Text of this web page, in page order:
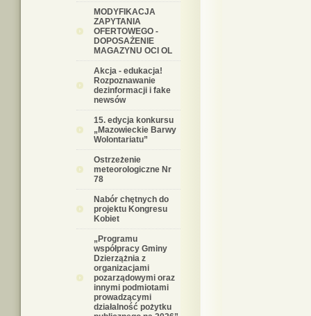
MODYFIKACJA
ZAPYTANIA
OFERTOWEGO -
DOPOSAŻENIE
MAGAZYNU OCI OL
Akcja - edukacja!
Rozpoznawanie
dezinformacji i fake
newsów
15. edycja konkursu
„Mazowieckie Barwy
Wolontariatu”
Ostrzeżenie
meteorologiczne Nr
78
Nabór chętnych do
projektu Kongresu
Kobiet
„Programu
współpracy Gminy
Dzierzążnia z
organizacjami
pozarządowymi oraz
innymi podmiotami
prowadzącymi
działalność pożytku